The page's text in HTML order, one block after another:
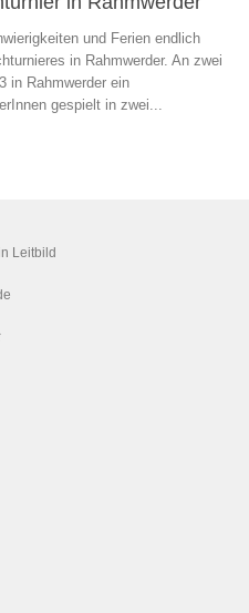
und Ferien endlich
in Rahmwerder. An zwei
in Rahmwerder ein
gespielt in zwei...
Leitbild